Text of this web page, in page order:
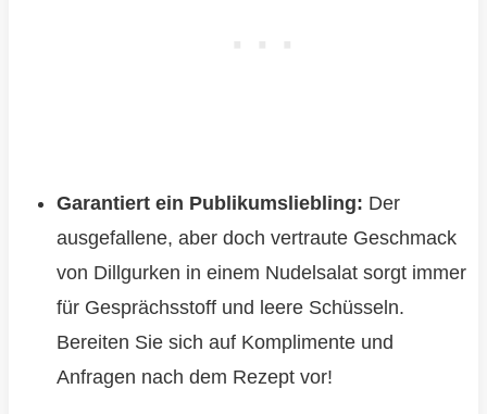
Garantiert ein Publikumsliebling: Der
ausgefallene, aber doch vertraute Geschmack
von Dillgurken in einem Nudelsalat sorgt immer
für Gesprächsstoff und leere Schüsseln.
Bereiten Sie sich auf Komplimente und
Anfragen nach dem Rezept vor!